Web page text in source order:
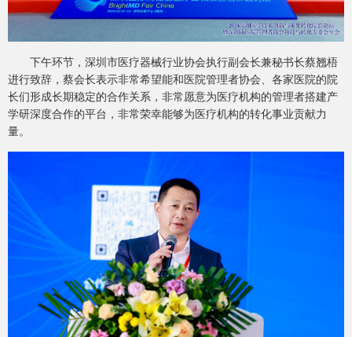
下午环节，深圳市医疗器械行业协会执行副会长兼秘书长蔡翘梧
进行致辞，蔡会长表示非常希望能和医院管理者协会、各家医院的院
长们形成长期稳定的合作关系，非常愿意为医疗机构的管理者搭建产
学研深度合作的平台，非常荣幸能够为医疗机构的转化事业贡献力
量。